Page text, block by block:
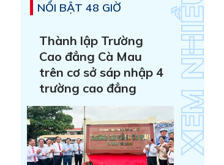
NỔI BẬT 48 GIỜ
Thành lập Trường
Cao đẳng Cà Mau
trên cơ sở sáp nhập 4
trường cao đẳng